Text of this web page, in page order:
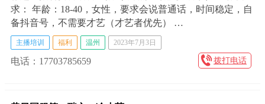
求： 年龄：18-40，女性，要求会说普通话，时间稳定，自
备抖音号，不需要才艺（才艺者优先） …
主播培训 福利 温州 2023年7月3日
电话：17703785659 拨打电话